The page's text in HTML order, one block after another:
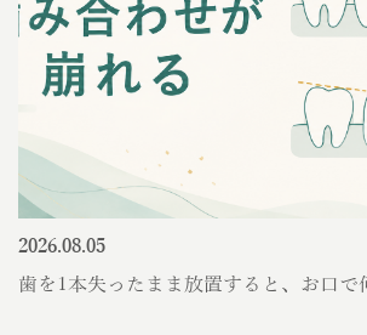
2026.08.05
歯を1本失ったまま放置すると、お口で